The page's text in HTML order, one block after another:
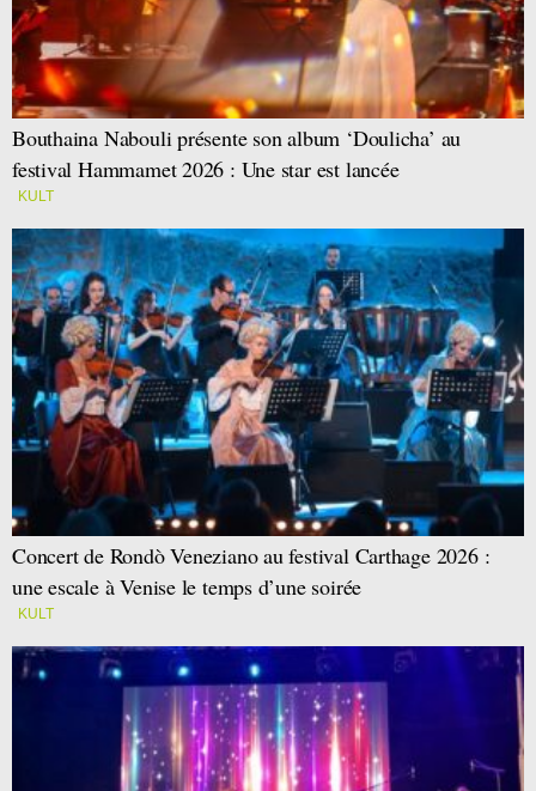
Bouthaina Nabouli présente son album ‘Doulicha’ au
festival Hammamet 2026 : Une star est lancée
KULT
Concert de Rondò Veneziano au festival Carthage 2026 :
une escale à Venise le temps d’une soirée
KULT